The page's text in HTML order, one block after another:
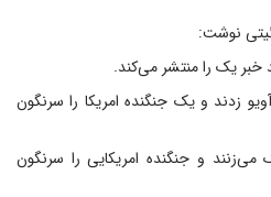
نوشت:
خبر یک را منتشر می‌کند.
زدند و یک جنگنده امریکا را سرنگون
می‌زنند و جنگنده امریکایی را سرنگون